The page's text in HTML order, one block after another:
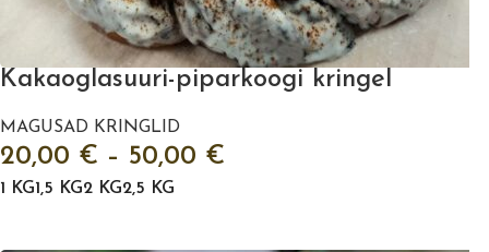
Kakaoglasuuri-piparkoogi kringel
MAGUSAD KRINGLID
20,00 € – 50,00 €
1 KG1,5 KG2 KG2,5 KG